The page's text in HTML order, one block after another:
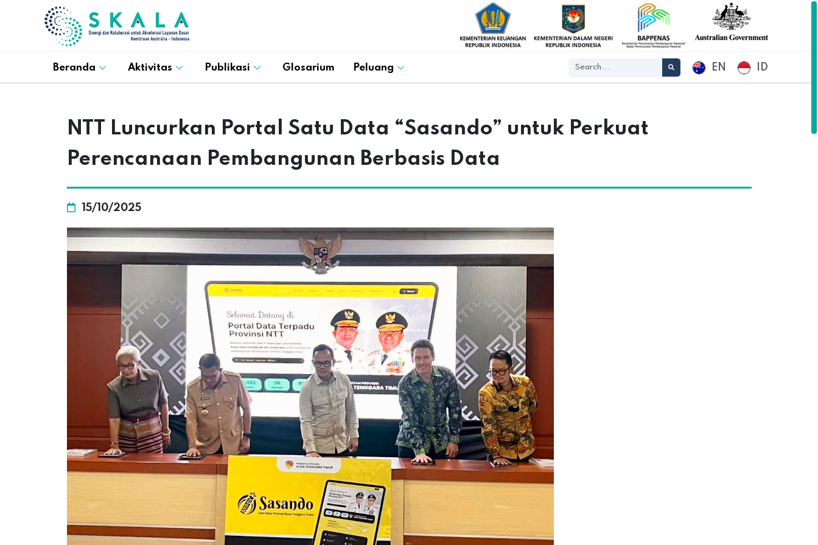
Beranda Aktivitas Publikasi Glosarium Peluang EN ID
NTT Luncurkan Portal Satu Data “Sasando” untuk Perkuat
Perencanaan Pembangunan Berbasis Data
15/10/2025